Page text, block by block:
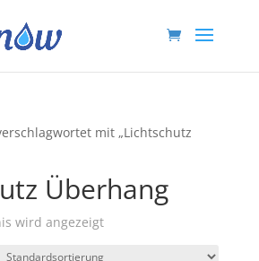
mit „Lichtschutz
Überhang
wird angezeigt